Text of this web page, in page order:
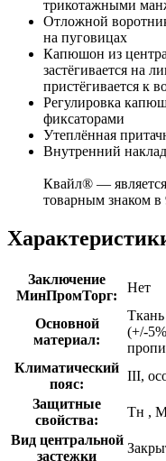
трикотажными
Отложной
на пуговицах
Капюшон из
застёгивается на
пристёгивается к
Регулировка
фиксаторами
Утеплённая
Внутренний
Квайл® —
товарным знаком
Заключение
МинПромТорг:
Нет
Основной
материал:
(+/-
Климатический
пояс:
III,
Защитные
свойства:
Тн ,
Вид центральной
застежки